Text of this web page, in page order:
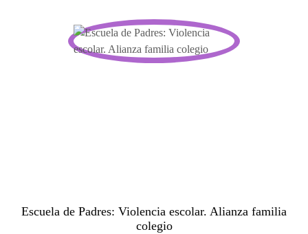
Escuela de Padres: Violencia escolar. Alianza familia
colegio